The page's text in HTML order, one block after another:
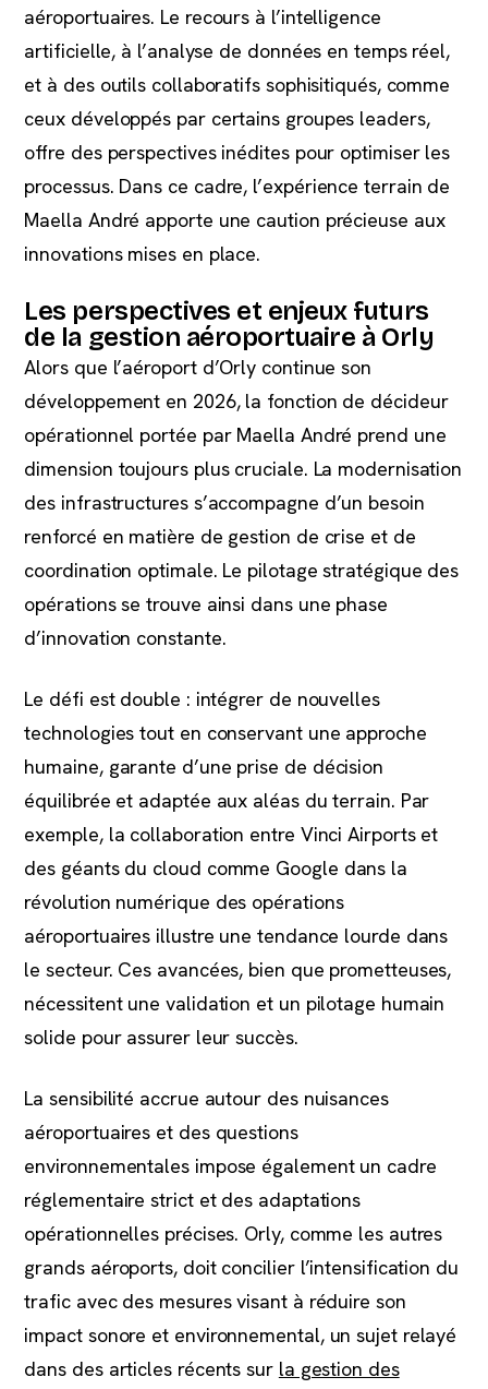
aéroportuaires. Le recours à l’intelligence
artificielle, à l’analyse de données en temps réel,
et à des outils collaboratifs sophisitiqués, comme
ceux développés par certains groupes leaders,
offre des perspectives inédites pour optimiser les
processus. Dans ce cadre, l’expérience terrain de
Maella André apporte une caution précieuse aux
innovations mises en place.
Les perspectives et enjeux futurs
de la gestion aéroportuaire à Orly
Alors que l’aéroport d’Orly continue son
développement en 2026, la fonction de décideur
opérationnel portée par Maella André prend une
dimension toujours plus cruciale. La modernisation
des infrastructures s’accompagne d’un besoin
renforcé en matière de gestion de crise et de
coordination optimale. Le pilotage stratégique des
opérations se trouve ainsi dans une phase
d’innovation constante.
Le défi est double : intégrer de nouvelles
technologies tout en conservant une approche
humaine, garante d’une prise de décision
équilibrée et adaptée aux aléas du terrain. Par
exemple, la collaboration entre Vinci Airports et
des géants du cloud comme Google dans la
révolution numérique des opérations
aéroportuaires illustre une tendance lourde dans
le secteur. Ces avancées, bien que prometteuses,
nécessitent une validation et un pilotage humain
solide pour assurer leur succès.
La sensibilité accrue autour des nuisances
aéroportuaires et des questions
environnementales impose également un cadre
réglementaire strict et des adaptations
opérationnelles précises. Orly, comme les autres
grands aéroports, doit concilier l’intensification du
trafic avec des mesures visant à réduire son
impact sonore et environnemental, un sujet relayé
dans des articles récents sur la gestion des